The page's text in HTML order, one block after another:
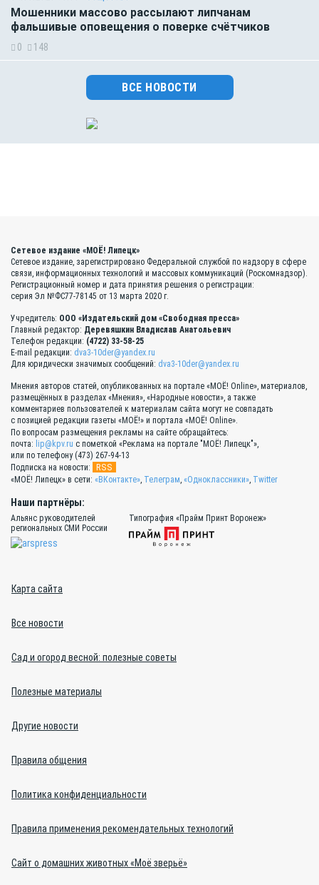
Мошенники массово рассылают липчанам
фальшивые оповещения о поверке счётчиков
0 148
ВСЕ НОВОСТИ
Сетевое издание «МОЁ! Липецк»
Сетевое издание, зарегистрировано Федеральной службой по надзору в сфере
связи, информационных технологий и массовых коммуникаций (Роскомнадзор).
Регистрационный номер и дата принятия решения о регистрации:
серия Эл №ФС77-78145 от 13 марта 2020 г.
Учредитель: ООО «Издательский дом «Свободная пресса»
Главный редактор: Деревяшкин Владислав Анатольевич
Телефон редакции: (4722) 33-58-25
E-mail редакции: dva3-10der@yandex.ru
Для юридически значимых сообщений: dva3-10der@yandex.ru
Мнения авторов статей, опубликованных на портале «МОЁ! Online», материалов,
размещённых в разделах «Мнения», «Народные новости», а также
комментариев пользователей к материалам сайта могут не совпадать
с позицией редакции газеты «МОЁ!» и портала «МОЁ! Online».
По вопросам размещения рекламы на сайте обращайтесь:
почта: lip@kpv.ru с пометкой «Реклама на портале "МОЁ! Липецк"»,
или по телефону (473) 267-94-13
Подписка на новости:
RSS
«МОЁ! Липецк» в сети: «ВКонтакте», Телеграм, «Одноклассники», Twitter
Наши партнёры:
Альянс руководителей
региональных СМИ России
Типография «Прайм Принт Воронеж»
Карта сайта
Все новости
Сад и огород весной: полезные советы
Полезные материалы
Другие новости
Правила общения
Политика конфиденциальности
Правила применения рекомендательных технологий
Сайт о домашних животных «Моё зверьё»